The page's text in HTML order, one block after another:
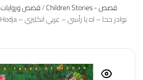
Stories & Novels - قصص وروايات/Children Stories - قصص
/ Amusing tales of Hodja – نوادر جحا – اه يا رأسي – عربي انكليزي